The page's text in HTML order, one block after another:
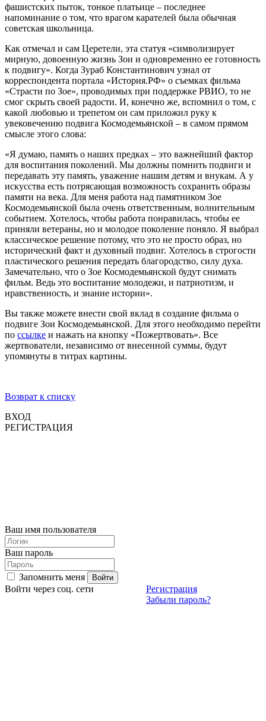
фашистских пыток, тонкое платьице – последнее
напоминание о том, что врагом карателей была обычная
советская школьница.
Как отмечал и сам Церетели, эта статуя «символизирует
мирную, довоенную жизнь Зои и одновременно ее готовность
к подвигу». Когда Зураб Константинович узнал от
корреспондента портала «История.РФ» о съемках фильма
«Страсти по Зое», проводимых при поддержке РВИО, то не
смог скрыть своей радости. И, конечно же, вспомнил о том, с
какой любовью и трепетом он сам приложил руку к
увековечению подвига Космодемьянской – в самом прямом
смысле этого слова:
«Я думаю, память о наших предках – это важнейший фактор
для воспитания поколений. Мы должны помнить подвиги и
передавать эту память, уважение нашим детям и внукам. А у
искусства есть потрясающая возможность сохранить образы
памяти на века. Для меня работа над памятником Зое
Космодемьянской была очень ответственным, волнительным
событием. Хотелось, чтобы работа понравилась, чтобы ее
приняли ветераны, но и молодое поколение поняло. Я выбрал
классическое решение потому, что это не просто образ, но
исторический факт и духовный подвиг. Хотелось в строгости
пластического решения передать благородство, силу духа.
Замечательно, что о Зое Космодемьянской будут снимать
фильм. Ведь это воспитание молодежи, и патриотизм, и
нравственность, и знание истории».
Вы также можете внести свой вклад в создание фильма о
подвиге Зои Космодемьянской. Для этого необходимо перейти
по ссылке и нажать на кнопку «Пожертвовать». Все
жертвователи, независимо от внесенной суммы, будут
упомянуты в титрах картины.
Возврат к списку
ВХОД
РЕГИСТРАЦИЯ
Ваш имя пользователя
Ваш пароль
Запомнить меня
Регистрация
Забыли пароль?
Войти через соц. сети